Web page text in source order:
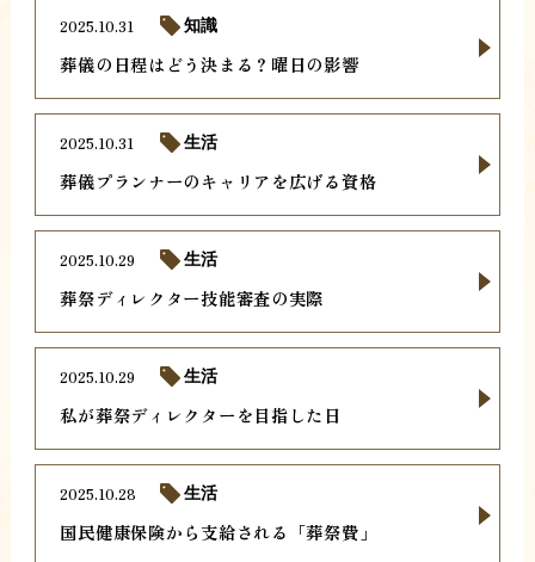
葬儀の日程はどう決まる？曜日の影響
2025.10.31 知識
葬儀プランナーのキャリアを広げる資格
2025.10.31 生活
葬祭ディレクター技能審査の実際
2025.10.29 生活
私が葬祭ディレクターを目指した日
2025.10.29 生活
国民健康保険から支給される「葬祭費」
2025.10.28 生活